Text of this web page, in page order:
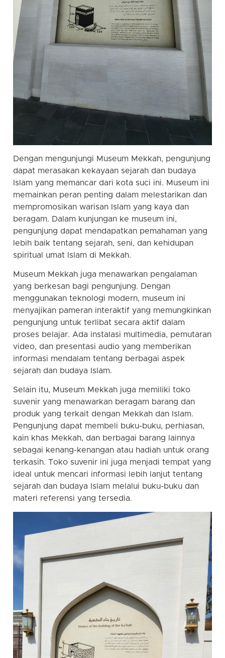
Dengan mengunjungi Museum Mekkah, pengunjung
dapat merasakan kekayaan sejarah dan budaya
Islam yang memancar dari kota suci ini. Museum ini
memainkan peran penting dalam melestarikan dan
mempromosikan warisan Islam yang kaya dan
beragam. Dalam kunjungan ke museum ini,
pengunjung dapat mendapatkan pemahaman yang
lebih baik tentang sejarah, seni, dan kehidupan
spiritual umat Islam di Mekkah.
Museum Mekkah juga menawarkan pengalaman
yang berkesan bagi pengunjung. Dengan
menggunakan teknologi modern, museum ini
menyajikan pameran interaktif yang memungkinkan
pengunjung untuk terlibat secara aktif dalam
proses belajar. Ada instalasi multimedia, pemutaran
video, dan presentasi audio yang memberikan
informasi mendalam tentang berbagai aspek
sejarah dan budaya Islam.
Selain itu, Museum Mekkah juga memiliki toko
suvenir yang menawarkan beragam barang dan
produk yang terkait dengan Mekkah dan Islam.
Pengunjung dapat membeli buku-buku, perhiasan,
kain khas Mekkah, dan berbagai barang lainnya
sebagai kenang-kenangan atau hadiah untuk orang
terkasih. Toko suvenir ini juga menjadi tempat yang
ideal untuk mencari informasi lebih lanjut tentang
sejarah dan budaya Islam melalui buku-buku dan
materi referensi yang tersedia.